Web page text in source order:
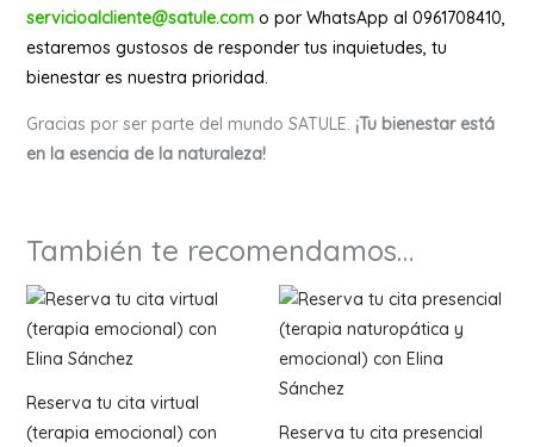
servicioalcliente@satule.como por WhatsApp al 0961708410,
estaremos gustosos de responder tus inquietudes, tu
bienestar es nuestra prioridad.
Gracias por ser parte del mundo SATULE. ¡Tu bienestar está
en la esencia de la naturaleza!
También te recomendamos…
Reserva tu cita virtual
(terapia emocional) con
Reserva tu cita presencial